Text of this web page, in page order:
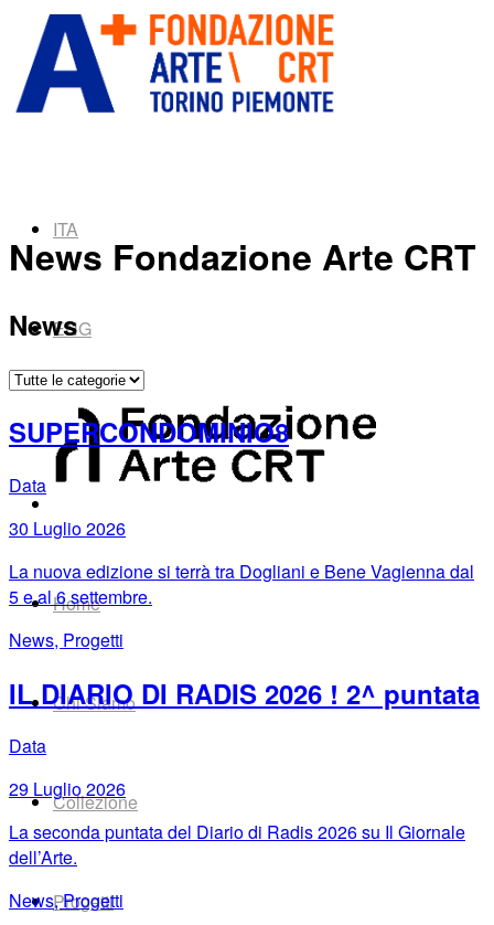
ITA
ENG
Home
Chi Siamo
Collezione
Progetti
News Fondazione Arte CRT
News
SUPERCONDOMINIO8
Data
30 Luglio 2026
La nuova edizione si terrà tra Dogliani e Bene Vagienna dal
5 e al 6 settembre.
News, Progetti
IL DIARIO DI RADIS 2026 ! 2^ puntata
Data
29 Luglio 2026
La seconda puntata del Diario di Radis 2026 su Il Giornale
dell’Arte.
News, Progetti